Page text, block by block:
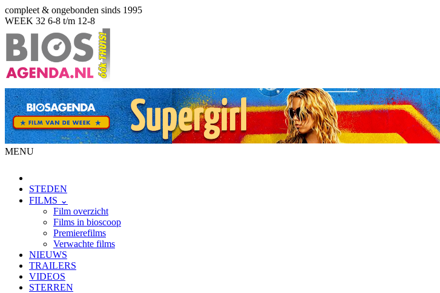
compleet & ongebonden sinds 1995
WEEK 32 6-8 t/m 12-8
MENU
STEDEN
FILMS ⌄
Film overzicht
Films in bioscoop
Premierefilms
Verwachte films
NIEUWS
TRAILERS
VIDEOS
STERREN